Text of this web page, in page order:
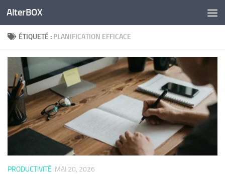
Skip to content
AlterBOX
ÉTIQUETÉ : PLANIFICATION EFFICACE
PRODUCTIVITÉ MAI 20, 2026